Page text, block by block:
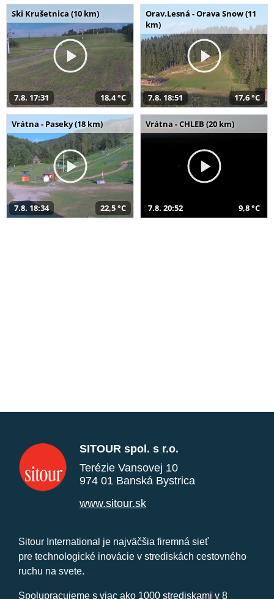
Ski Krušetnica (10 km)
7.8. 17:31 18,4 °C
Orav.Lesná - Orava Snow (11
km)
7.8. 18:51 17,6 °C
Vrátna - Paseky (18 km)
7.8. 18:34 22,5 °C
Vrátna - CHLEB (20 km)
7.8. 20:52 9,8 °C
SITOUR spol. s r.o.
Terézie Vansovej 10
974 01 Banská Bystrica
www.sitour.sk
Sitour International je najväčšia firemná sieť
pre technologické inovácie v strediskách cestovného
ruchu na svete.
Spolupracujeme s viac ako 1000 strediskami v 8